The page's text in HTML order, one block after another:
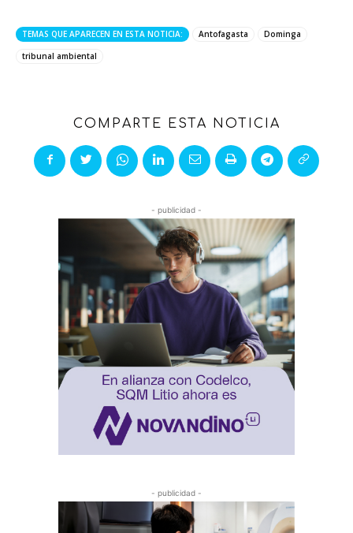
TEMAS QUE APARECEN EN ESTA NOTICIA: Antofagasta
Dominga
tribunal ambiental
COMPARTE ESTA NOTICIA
- publicidad -
- publicidad -